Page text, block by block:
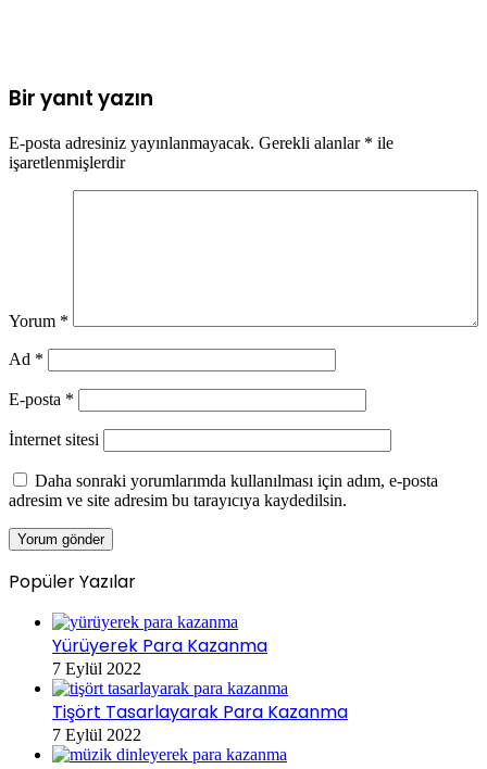
Bir yanıt yazın
E-posta adresiniz yayınlanmayacak. Gerekli alanlar * ile
işaretlenmişlerdir
Yorum *
Ad *
E-posta *
İnternet sitesi
Daha sonraki yorumlarımda kullanılması için adım, e-posta
adresim ve site adresim bu tarayıcıya kaydedilsin.
Popüler Yazılar
Yürüyerek Para Kazanma
7 Eylül 2022
Tişört Tasarlayarak Para Kazanma
7 Eylül 2022